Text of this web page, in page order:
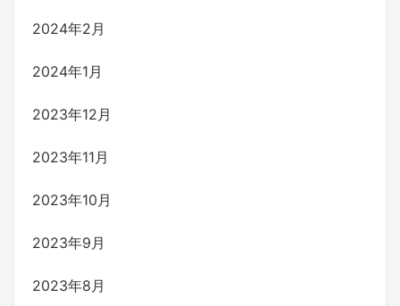
2024年2月
2024年1月
2023年12月
2023年11月
2023年10月
2023年9月
2023年8月